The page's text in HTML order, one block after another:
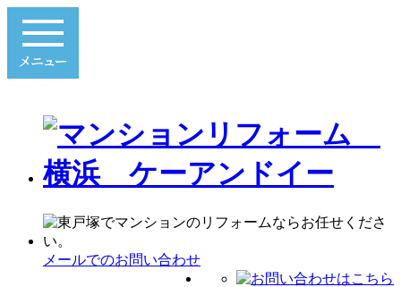
メールでのお問い合わせ